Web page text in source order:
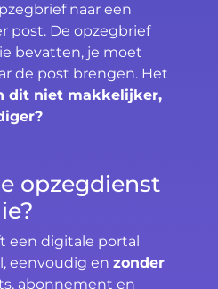
naar een
post. De opzegbrief
bevatten, je moet
de post brengen. Het
dit niet makkelijker,
opzegdienst
een digitale portal
eenvoudig en zonder
abonnement en